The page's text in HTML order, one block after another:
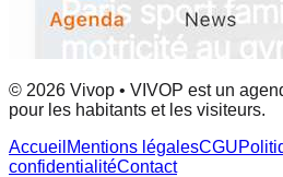
© 2026 Vivop • VIVOP est un
pour les habitants et les visiteurs.
Accueil Mentions légalesCGU
confidentialitéContact